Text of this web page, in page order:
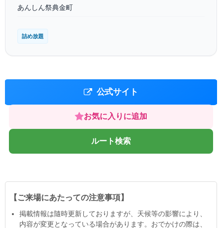
あんしん祭典金町
詰め放題
公式サイト
お気に入りに追加
ルート検索
【ご来場にあたっての注意事項】
掲載情報は隨時更新しておりますが、天候等の影響により、
内容が変更となっている場合があります。おでかけの際は、